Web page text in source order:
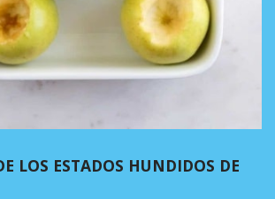
LOS ESTADOS HUNDIDOS DE